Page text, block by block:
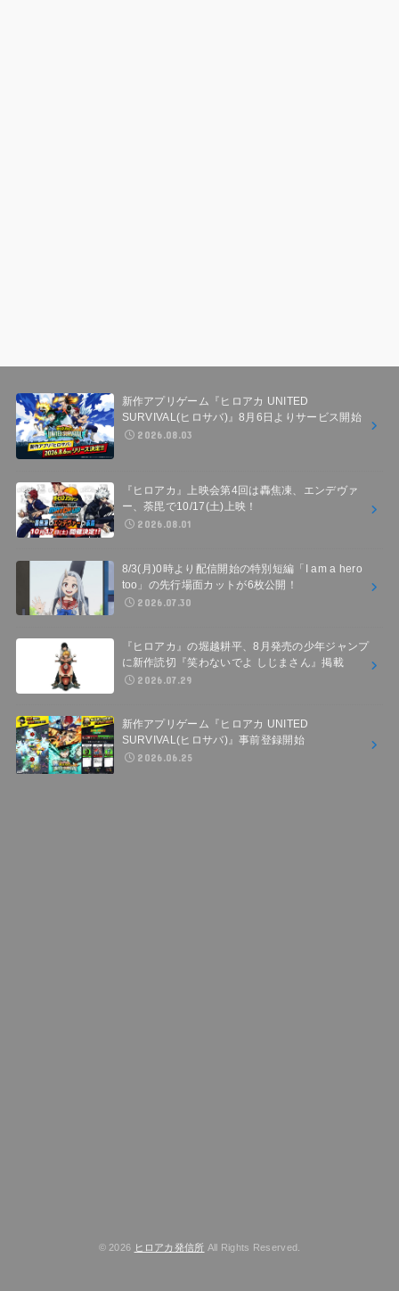
新作アプリゲーム『ヒロアカ UNITED
SURVIVAL(ヒロサバ)』8月6日よりサービス開始
2026.08.03
『ヒロアカ』上映会第4回は轟焦凍、エンデヴァ
ー、荼毘で10/17(土)上映！
2026.08.01
8/3(月)0時より配信開始の特別短編「I am a hero
too」の先行場面カットが6枚公開！
2026.07.30
『ヒロアカ』の堀越耕平、8月発売の少年ジャンプ
に新作読切『笑わないでよ しじまさん』掲載
2026.07.29
新作アプリゲーム『ヒロアカ UNITED
SURVIVAL(ヒロサバ)』事前登録開始
2026.06.25
© 2026 ヒロアカ発信所 All Rights Reserved.